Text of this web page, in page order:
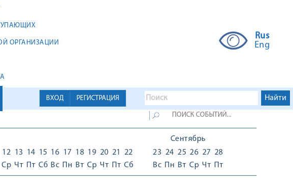
ОРГАНИЗАЦИИ
Rus
Eng
ВХОД РЕГИСТРАЦИЯ
12
Ср
13
Чт
14
Пт
15
Сб
16
Вс
17
Пн
18
Вт
19
Ср
20
Чт
21
Пт
22
Сб
Сентябрь
23
Вс
24
Пн
25
Вт
26
Ср
27
Чт
28
Пт